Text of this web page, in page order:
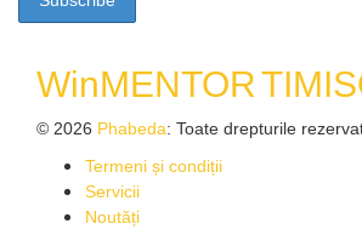
WinMENTOR
© 2026 Phabeda: Toate drepturile
Termeni și condiții
Servicii
Noutăți